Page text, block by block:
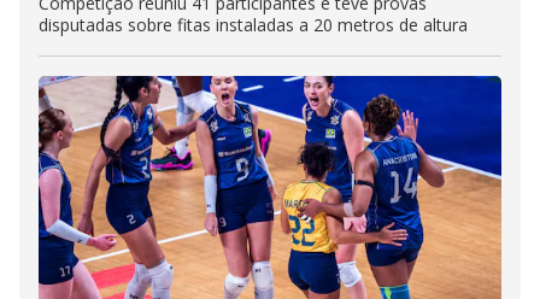
disputadas sobre fitas instaladas a 20 metros de altura